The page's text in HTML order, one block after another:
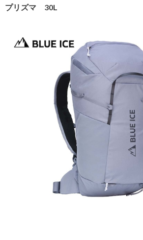
プリズマ 30L